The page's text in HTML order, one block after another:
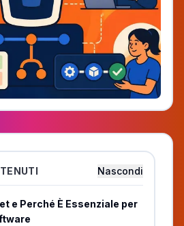
Nascondi
e Perché È Essenziale per